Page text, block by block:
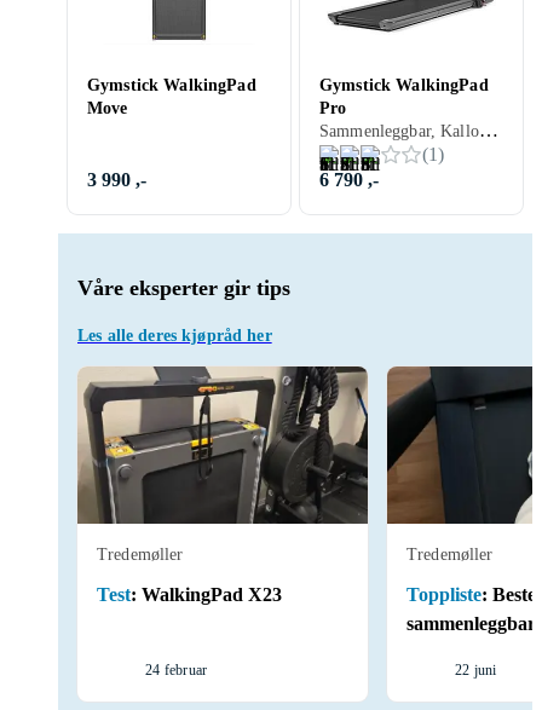
Våre eksperter gir tips
Les alle deres kjøpråd her
Tredemøller
Test: WalkingPad X23
24 februar
Tredemøller
Toppliste: Beste
22 juni
Gymstick WalkingPad
Move
3 990 ,-
Gymstick WalkingPad
Pro
Sammenleggbar, Kalloriteller, Innebygget skjerm, Rekkverk, Avstandsmåler, Motorisert, 10 km/h, 110 kg
(1)
6 790 ,-